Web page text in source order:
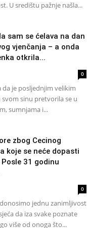
U središtu pažnje našla...
sam se ćelava na dan
vjenčanja – a onda
otkrila...
0
da je posljednjim velikim
sinu pretvorila se u
sumnjama i...
zbog Cecinog
koje se neće dopasti
31 godinu
0
jednu zanimljivost
da iza svake poznate
više od onoga što...